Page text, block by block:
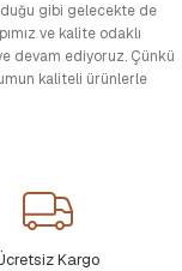
gibi gelecekte de
ve kalite odaklı
devam ediyoruz. Çünkü
kaliteli ürünlerle
Kargo